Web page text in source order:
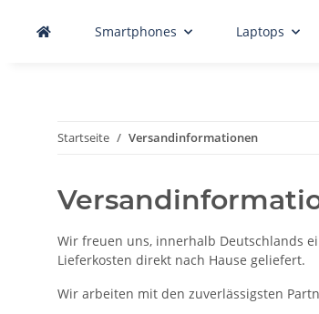
Smartphones Laptops
Startseite Versandinformationen
Wir freuen uns, innerhalb Deutschlands
Lieferkosten direkt nach Hause geliefert.
Wir arbeiten mit den zuverlässigsten